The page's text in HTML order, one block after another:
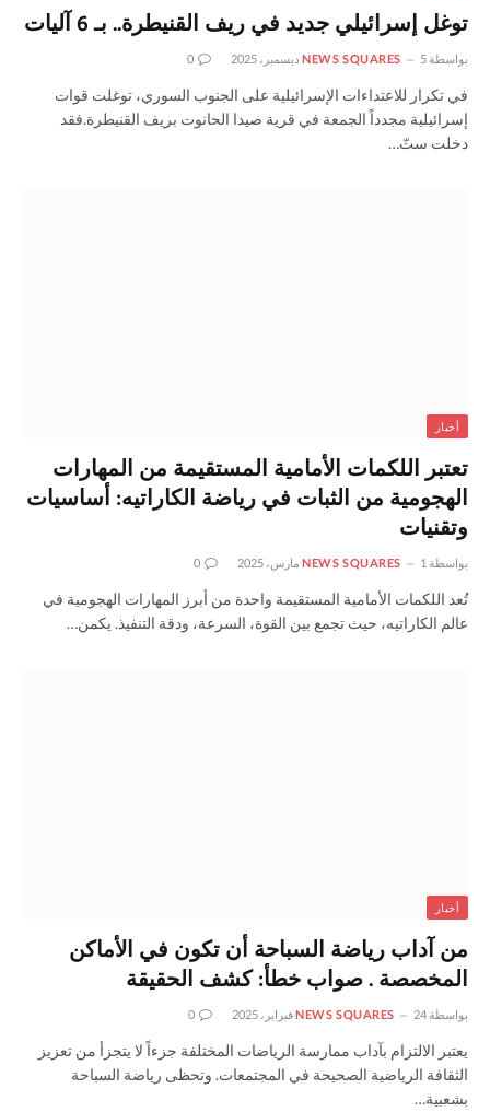
توغل إسرائيلي جديد في ريف القنيطرة.. بـ 6 آليات
بواسطة NEWS SQUARES 5 ديسمبر، 2025 0
في تكرار للاعتداءات الإسرائيلية على الجنوب السوري، توغلت قوات
إسرائيلية مجدداً الجمعة في قرية صيدا الحانوت بريف القنيطرة.فقد
دخلت ستّ…
أخبار
تعتبر اللكمات الأمامية المستقيمة من المهارات
الهجومية من الثبات في رياضة الكاراتيه: أساسيات
وتقنيات
بواسطة NEWS SQUARES 1 مارس، 2025 0
تُعد اللكمات الأمامية المستقيمة واحدة من أبرز المهارات الهجومية في
عالم الكاراتيه، حيث تجمع بين القوة، السرعة، ودقة التنفيذ. يكمن…
أخبار
من آداب رياضة السباحة أن تكون في الأماكن
المخصصة . صواب خطأ: كشف الحقيقة
بواسطة NEWS SQUARES 24 فبراير، 2025 0
يعتبر الالتزام بآداب ممارسة الرياضات المختلفة جزءاً لا يتجزأ من تعزيز
الثقافة الرياضية الصحيحة في المجتمعات. وتحظى رياضة السباحة
بشعبية…